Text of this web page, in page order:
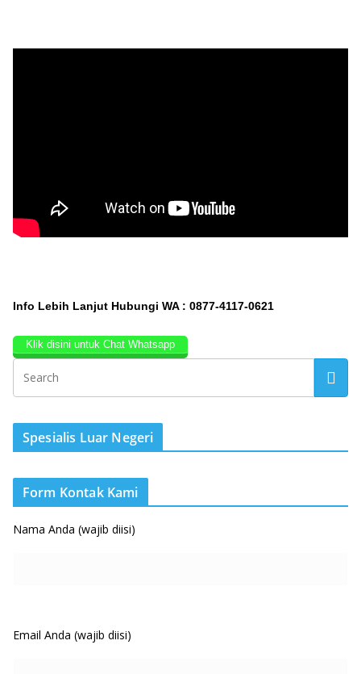
Info Lebih Lanjut Hubungi WA : 0877-4117-0621
Klik disini untuk Chat Whatsapp
Spesialis Luar Negeri
Form Kontak Kami
Nama Anda (wajib diisi)
Email Anda (wajib diisi)